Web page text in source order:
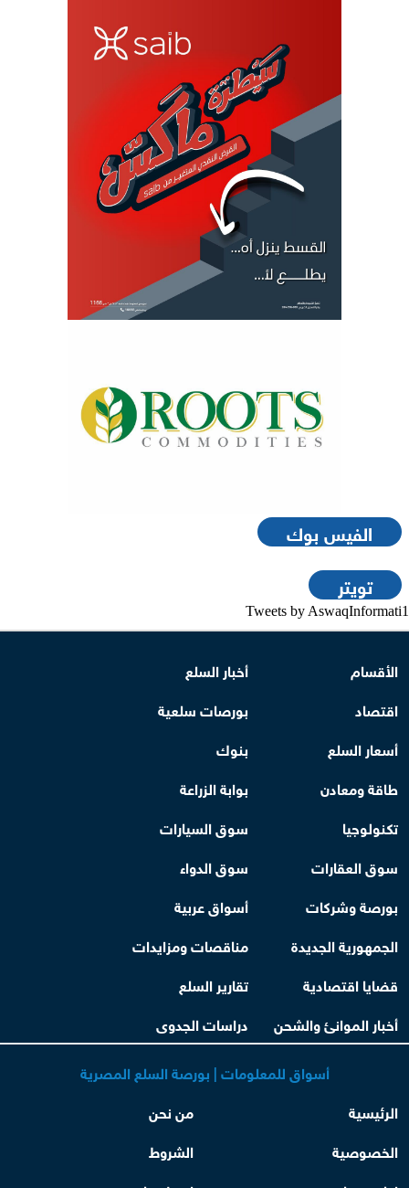
الفيس بوك
تويتر
Tweets by AswaqInformati1
الأقسام
أخبار السلع
اقتصاد
بورصات سلعية
أسعار السلع
بنوك
طاقة ومعادن
بوابة الزراعة
تكنولوجيا
سوق السيارات
سوق العقارات
سوق الدواء
بورصة وشركات
أسواق عربية
الجمهورية الجديدة
مناقصات ومزايدات
قضايا اقتصادية
تقارير السلع
أخبار الموانئ والشحن
دراسات الجدوى
أسواق للمعلومات | بورصة السلع المصرية
الرئيسية
من نحن
الخصوصية
الشروط